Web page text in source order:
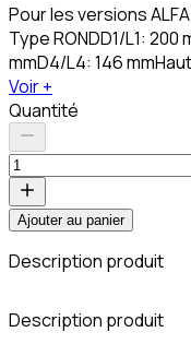
Pour les versions ALFA
Type RONDD1/L1: 200
mmD4/L4: 146
Voir +
Quantité
Ajouter au panier
Description produit
Description produit